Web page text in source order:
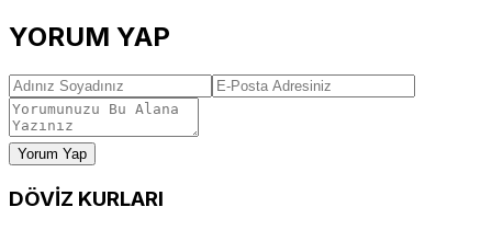
YORUM YAP
Yorum Yap
DÖVİZ KURLARI